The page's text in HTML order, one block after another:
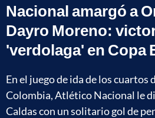
Nacional amargó a
Dayro Moreno:
'verdolaga' en Copa
En el juego de ida de los cuartos
Colombia, Atlético Nacional le
Caldas con un solitario gol de